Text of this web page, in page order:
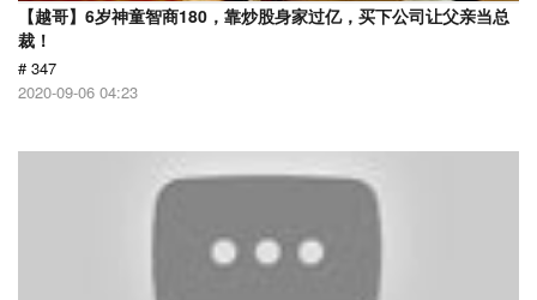
【越哥】6岁神童智商180，靠炒股身家过亿，买下公司让父亲当总
裁！
# 347
2020-09-06 04:23